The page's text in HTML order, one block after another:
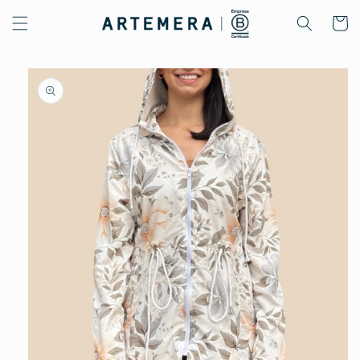
directamente
al contenido
Carrito
directamente
información